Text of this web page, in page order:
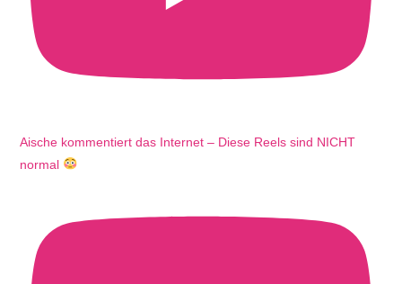
Aische kommentiert das Internet – Diese Reels sind NICHT
normal